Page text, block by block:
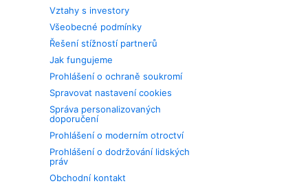
Vztahy s investory
Všeobecné podmínky
Řešení stížností partnerů
Jak fungujeme
Prohlášení o ochraně soukromí
Spravovat nastavení cookies
Správa personalizovaných
doporučení
Prohlášení o moderním otroctví
Prohlášení o dodržování lidských
práv
Obchodní kontakt